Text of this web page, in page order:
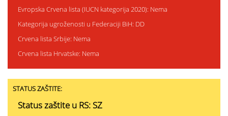
Evropska Crvena lista (IUCN kategorija 2020): Nema
Kategorija ugroženosti u Federaciji BiH: DD
Crvena lista Srbije: Nema
Crvena lista Hrvatske: Nema
STATUS ZAŠTITE:
Status zaštite u RS: SZ